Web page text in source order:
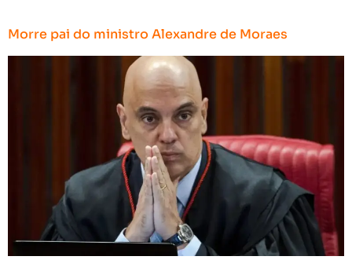
Morre pai do ministro Alexandre de Moraes